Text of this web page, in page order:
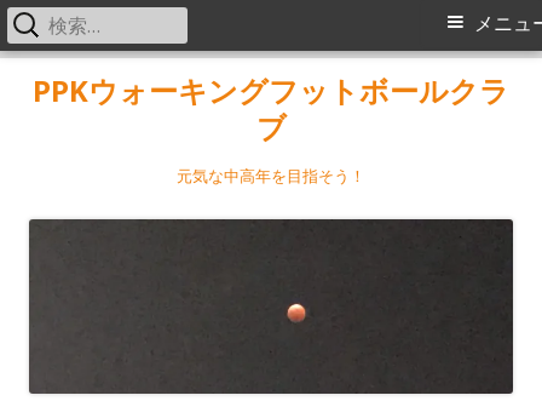
PPKウォーキングフットボールクラ
ブ
元気な中高年を目指そう！
メ
メニュ
検
索: